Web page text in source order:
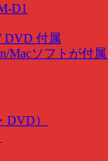
D1
DVD 付属
Macソフトが付
DVD）